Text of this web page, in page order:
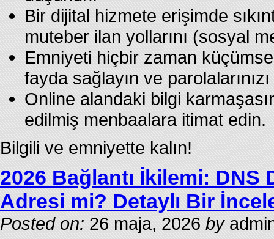
Bir dijital hizmete erişimde
muteber ilan yollarını (sosyal
Emniyeti hiçbir zaman
fayda sağlayın ve
Online alandaki bilgi
edilmiş menbaalara itimat edin.
Bilgili ve emniyette kalın!
2026 Bağlantı İkilemi: DNS
Adresi mi? Detaylı Bir
Posted on: 26 maja, 2026 by